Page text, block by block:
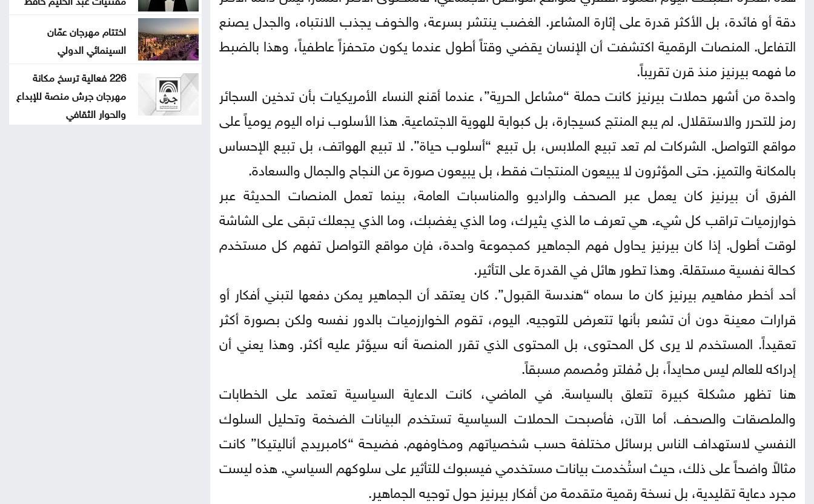
دقة أو فائدة، بل الأكثر قدرة على إثارة المشاعر. الغضب ينتشر بسرعة، والخوف يجذب الانتباه، والجدل يصنع
التفاعل. المنصات الرقمية اكتشفت أن الإنسان يقضي وقتاً أطول عندما يكون متحفزاً عاطفياً، وهذا بالضبط
ما فهمه بيرنيز منذ قرن تقريباً.
واحدة من أشهر حملات بيرنيز كانت حملة “مشاعل الحرية”، عندما أقنع النساء الأمريكيات بأن تدخين السجائر
رمز للتحرر والاستقلال. لم يبع المنتج كسيجارة، بل كبوابة للهوية الاجتماعية. هذا الأسلوب نراه اليوم يومياً على
مواقع التواصل. الشركات لم تعد تبيع الملابس، بل تبيع “أسلوب حياة”. لا تبيع الهواتف، بل تبيع الإحساس
بالمكانة والتميز. حتى المؤثرون لا يبيعون المنتجات فقط، بل يبيعون صورة عن النجاح والجمال والسعادة.
الفرق أن بيرنيز كان يعمل عبر الصحف والراديو والمناسبات العامة، بينما تعمل المنصات الحديثة عبر
خوارزميات تراقب كل شيء. هي تعرف ما الذي يثيرك، وما الذي يغضبك، وما الذي يجعلك تبقى على الشاشة
لوقت أطول. إذا كان بيرنيز يحاول فهم الجماهير كمجموعة واحدة، فإن مواقع التواصل تفهم كل مستخدم
كحالة نفسية مستقلة. وهذا تطور هائل في القدرة على التأثير.
أحد أخطر مفاهيم بيرنيز كان ما سماه “هندسة القبول”. كان يعتقد أن الجماهير يمكن دفعها لتبني أفكار أو
قرارات معينة دون أن تشعر بأنها تتعرض للتوجيه. اليوم، تقوم الخوارزميات بالدور نفسه ولكن بصورة أكثر
تعقيداً. المستخدم لا يرى كل المحتوى، بل المحتوى الذي تقرر المنصة أنه سيؤثر عليه أكثر. وهذا يعني أن
إدراكه للعالم ليس محايداً، بل مُفلتر ومُصمم مسبقاً.
هنا تظهر مشكلة كبيرة تتعلق بالسياسة. في الماضي، كانت الدعاية السياسية تعتمد على الخطابات
والملصقات والصحف. أما الآن، فأصبحت الحملات السياسية تستخدم البيانات الضخمة وتحليل السلوك
النفسي لاستهداف الناس برسائل مختلفة حسب شخصياتهم ومخاوفهم. فضيحة “كامبريدج أناليتيكا” كانت
مثالاً واضحاً على ذلك، حيث استُخدمت بيانات مستخدمي فيسبوك للتأثير على سلوكهم السياسي. هذه ليست
مجرد دعاية تقليدية، بل نسخة رقمية متقدمة من أفكار بيرنيز حول توجيه الجماهير.
اختتام مهرجان عمّان
السينمائي الدولي
226 فعالية ترسخ مكانة
مهرجان جرش منصة للإبداع
والحوار الثقافي